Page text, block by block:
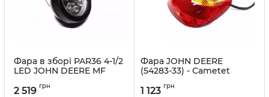
Фара в зборі PAR36 4-1/2
LED JOHN DEERE MF
Артикул:
2 519 грн
Фара JOHN DEERE
(54283-33) - Cametet
1 123 грн